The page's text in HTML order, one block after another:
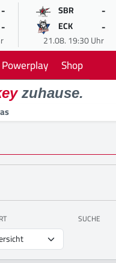
-
-
SBR -
ECK -
21.08. 19:30 Uhr
Powerplay Shop
zuhause.
SUCHE